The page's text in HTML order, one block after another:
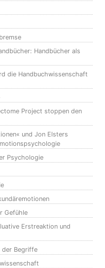
Handbücher als
die Handbuchwissenschaft
Project stoppen den
und Jon Elsters
Psychologie
Gefühle
Erstreaktion und
der Begriffe